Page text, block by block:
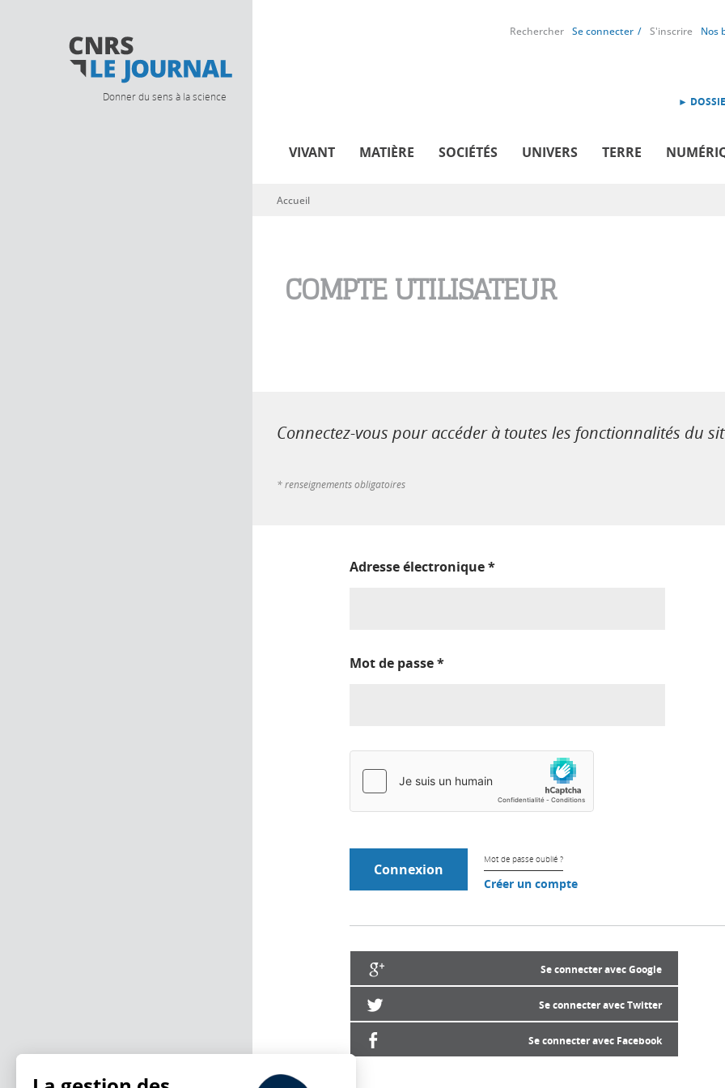
Donner du sens à la science
Rechercher Se connecter S'inscrire Nos
►
VIVANT MATIÈRE SOCIÉTÉS UNIVERS TERRE
Vous êtes ici
Accueil
COMPTE UTILISATEUR
Connectez-vous pour accéder à toutes les fonctionnalités du
* renseignements obligatoires
Adresse électronique*
Mot de passe*
Mot de passe oublié ?
Créer un compte
Se connecter avec Google
Se connecter avec Twitter
Se connecter avec Facebook